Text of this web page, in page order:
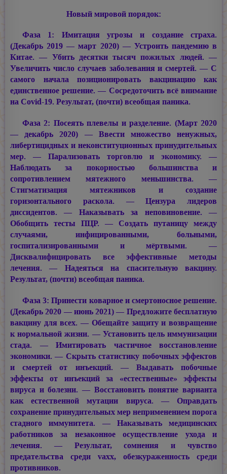
Новый мировой порядок:
Фаза 1: Имитация угрозы и создание страха.
(Декабрь 2019 — март 2020) — Устроить пандемию в
Китае. — Убить десятки тысяч пожилых людей. —
Увеличить число случаев заболевания и смертей. — С
самого начала позиционировать вакцинацию как
единственное решение. — Сосредоточить всё внимание
на Covid-19. Результат, (почти) всеобщая паника.
Фаза 2: Посеять плевелы и разделение. (Март 2020
— декабрь 2020) — Ввести множество ненужных,
либертицидных и неконституционных принудительных
мер. — Парализовать торговлю и экономику. —
Наблюдать за покорностью большинства и
сопротивлением мятежного меньшинства. —
Стигматизация мятежников и создание
горизонтального раскола. — Цензура лидеров
диссидентов. — Наказывать за неповиновение. —
Обобщить тесты ПЦР. — Создать путаницу между
случаями, инфицированными, больными,
госпитализированными и мёртвыми. —
Дисквалифицировать все эффективные методы
лечения. — Надеяться на спасительную вакцину.
Результат, (почти) всеобщая паника.
Фаза 3: Принести коварное и смертоносное решение.
(Декабрь 2020 — июнь 2021) — Предложите бесплатную
вакцину для всех. — Обещайте защиту и возвращение
к нормальной жизни. — Установить цель иммунизации
стада. — Имитировать частичное восстановление
экономики. — Скрыть статистику побочных эффектов
и смертей от инъекций. — Выдавать побочные
эффекты от инъекций за «естественные» эффекты
вируса и болезни. — Восстановить понятие варианта
как естественной мутации вируса. — Оправдать
сохранение принудительных мер неприменением порога
стадного иммунитета. — Наказывать медицинских
работников за незаконное осуществление ухода и
лечения. — Результат, сомнения и чувство
предательства среди vaxx, обезкураженность среди
противников.